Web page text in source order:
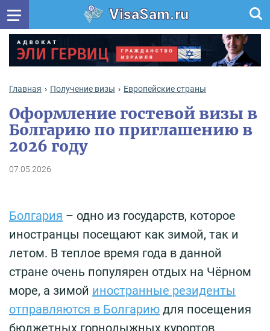
VisaSam.ru
Главная Получение визы Европейские страны
Оформление гостевой визы в
Болгарию по приглашению в
2026 году
07.05.2026
Болгария – одно из государств, которое
иностранцы посещают как зимой, так и
летом. В теплое время года в данной
стране очень популярен отдых на Чёрном
море, а зимой иностранные резиденты
отправляются в Болгарию для посещения
бюджетных горнолыжных курортов.